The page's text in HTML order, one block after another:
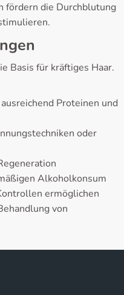
fördern die Durchblutung
Basis für kräftiges Haar.
Proteinen und
oder
Alkoholkonsum
ermöglichen
von